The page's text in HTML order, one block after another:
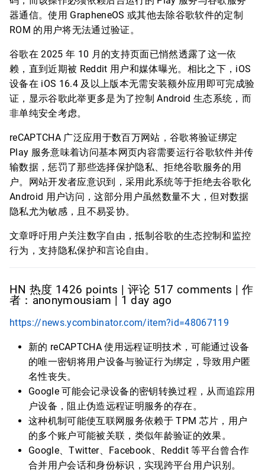
器通信。使用 GrapheneOS 或其他去除谷歌软件的定制
ROM 的用户将无法通过验证。
谷歌在 2025 年 10 月的支持页面已悄然透露了这一依
赖，直到近期被 Reddit 用户和媒体曝光。相比之下，iOS
设备在 iOS 16.4 及以上版本无需安装额外应用即可完成验
证，显示谷歌此举更多是为了控制 Android 生态系统，而
非单纯安全考虑。
reCAPTCHA 广泛应用于数百万网站，谷歌将验证绑定
Play 服务意味着访问基本网页内容需要运行谷歌软件并传
输数据，惩罚了那些选择保护隐私、拒绝谷歌服务的用
户。网站开发者应意识到，采用此系统等于拒绝去谷歌化
Android 用户访问，这部分用户虽然数量不大，但对数据
隐私尤为敏感，且不易妥协。
文章呼吁用户关注数字自由，抵制谷歌的生态控制和监控
行为，支持隐私保护和言论自由。
HN 热度 1426 points | 评论 517 comments | 作
者：anonymousiam | 1 day ago
https://news.ycombinator.com/item?id=48067119
新的 reCAPTCHA 使用远程证明技术，可能通过设备
的唯一密钥将用户设备与验证行为绑定，导致用户匿
名性丧失。
Google 可能会记录设备的密钥转换过程，从而追踪用
户设备，阻止伪造远程证明服务的存在。
这种机制可能使互联网服务依赖于 TPM 芯片，用户
的多个账户可能被关联，类似年龄验证的效果。
Google、Twitter、Facebook、Reddit 等平台曾合作
合并用户会话和身份标识，实现跨平台用户识别。